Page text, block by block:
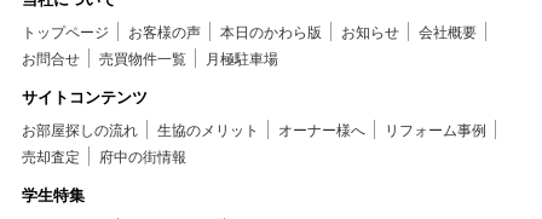
トップページ お客様の声 本日のかわら版 お知らせ
会社概要
お問合せ
売買物件一覧 月極駐車場
サイトコンテンツ
お部屋探しの流れ 生協のメリット オーナー様へ
リフォーム事例
売却査定
府中の街情報
学生特集